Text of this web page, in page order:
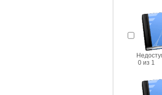
0 из 1